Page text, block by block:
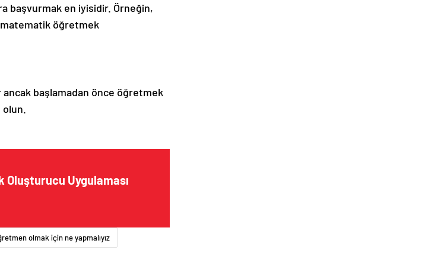
başvurmak en iyisidir. Örneğin,
öğretmek
başlamadan önce öğretmek
Oluşturucu Uygulaması
olmak için ne yapmalıyız